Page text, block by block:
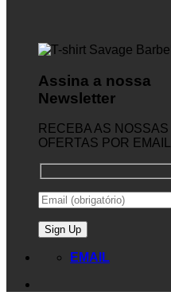
Assina a nossa
Newsletter
RECEBA AS NOSSAS
OFERTAS POR EMAIL
EMAIL